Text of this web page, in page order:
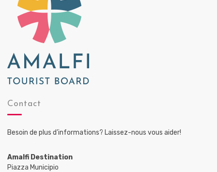
Contact
Besoin de plus d’informations? Laissez-nous vous aider!
Amalfi Destination
Piazza Municipio